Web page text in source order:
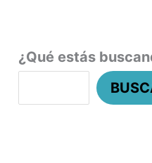
¿Qué estás